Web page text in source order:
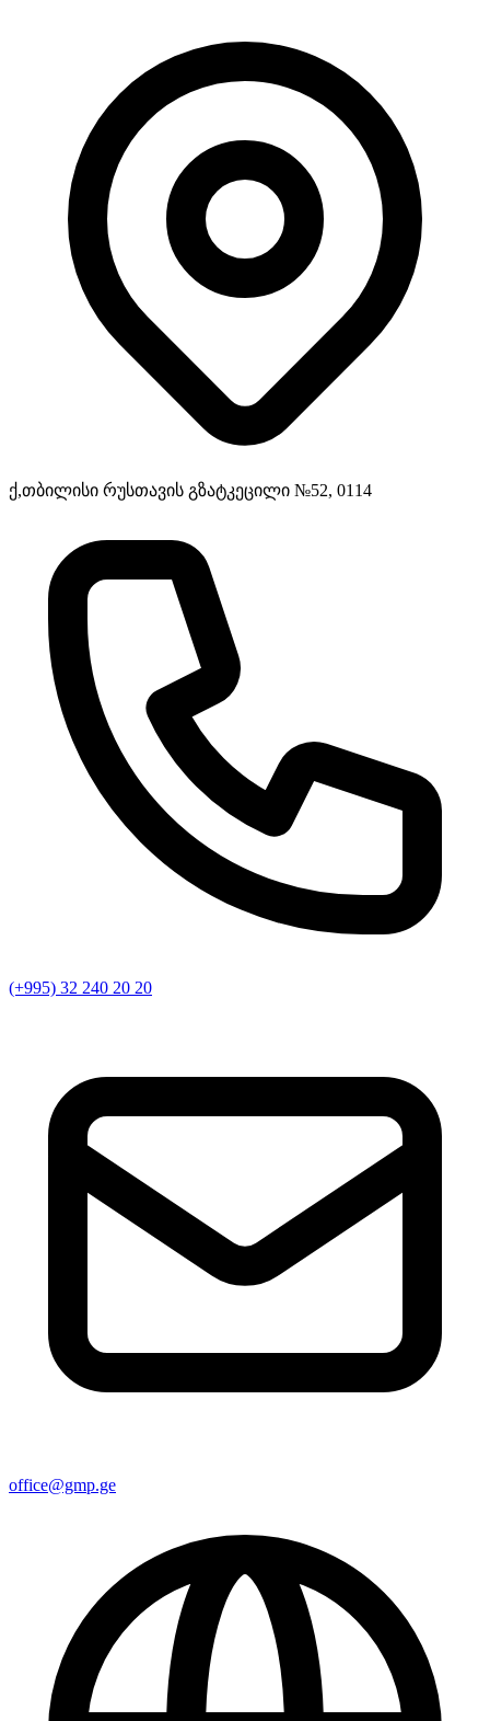
ქ,თბილისი რუსთავის გზატკეცილი №52, 0114
(+995) 32 240 20 20
office@gmp.ge